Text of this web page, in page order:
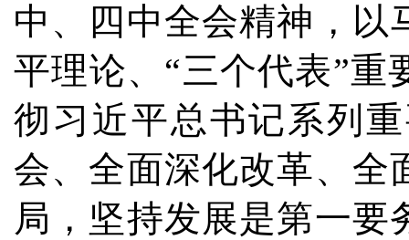
中、四中全会精神，以
平理论、“三个代表”重
彻习近平总书记系列
会、全面深化改革、全
局，坚持发展是第一要